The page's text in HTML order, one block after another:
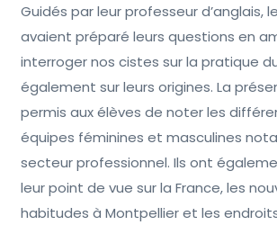
Guidés par leur professeur d’anglais,
avaient préparé leurs questions en
interroger nos cistes sur la pratique
également sur leurs origines. La
permis aux élèves de noter les
équipes féminines et masculines
secteur professionnel. Ils ont
leur point de vue sur la France, les
habitudes à Montpellier et les endroits